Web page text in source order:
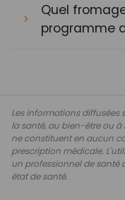
Quel
programme
Les informations diffusées
la santé, au bien-être ou
ne constituent en aucun
prescription médicale.
un professionnel de santé
état de santé.